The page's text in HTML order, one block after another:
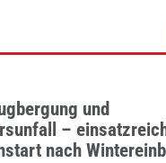
und
–
nach